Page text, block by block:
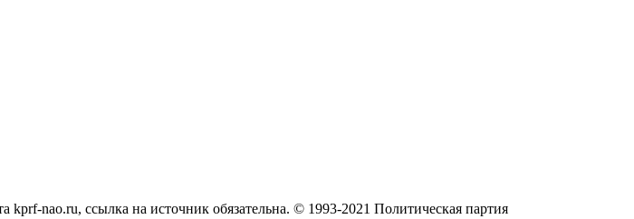
nao.ru, ссылка на источник обязательна. © 1993-2021 Политическая партия